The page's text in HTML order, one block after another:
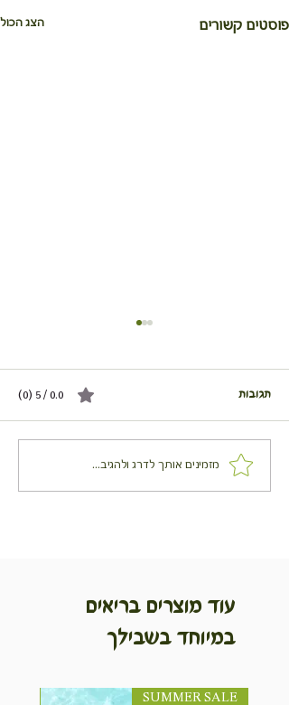
פוסטים קשורים הצג הכול
מאפה תרד, צפתית ושיבולת
תגובות 0.0 / 5 ‏(0)
מזמינים אותך לדרג ולהגיב...
עוד מוצרים בריאים
במיוחד בשבילך
SUMMER SALE